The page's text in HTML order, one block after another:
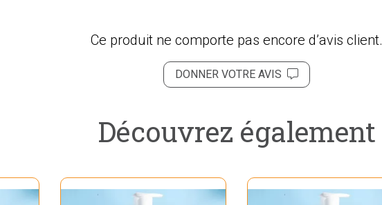
Ce produit ne comporte pas encore d’avis client.
DONNER VOTRE AVIS
Découvrez également